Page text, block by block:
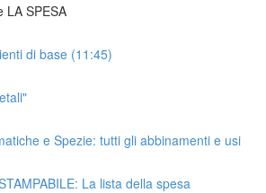
LA SPESA
di base (11:45)
e Spezie: tutti gli abbinamenti e usi
La lista della spesa